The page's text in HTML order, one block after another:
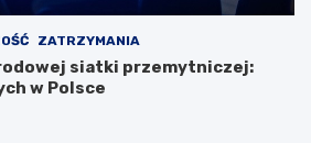
ZATRZYMANIA
siatki przemytniczej:
w Polsce